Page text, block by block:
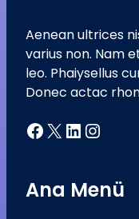
Aenean ultrices
varius non. Nam
leo. Phaiysellus
Donec actac
Facebook X LinkedIn Instagram
Ana Menü